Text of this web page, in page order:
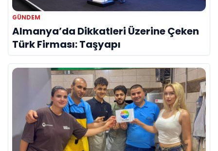
GÜNDEM
Almanya’da Dikkatleri Üzerine Çeken
Türk Firması: Taşyapı